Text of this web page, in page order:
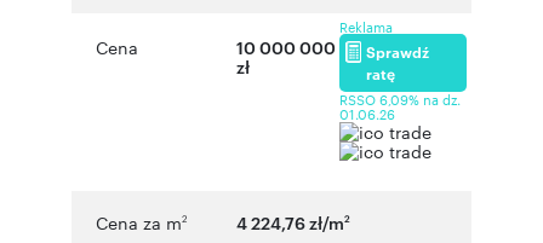
Cena
10 000 000
zł
Reklama
Sprawdź
ratę
RSSO 6,09% na dz.
01.06.26
Cena za m2 4 224,76 zł/m2